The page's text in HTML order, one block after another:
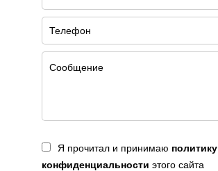
Я прочитал и принимаю политику
конфиденциальности этого сайта